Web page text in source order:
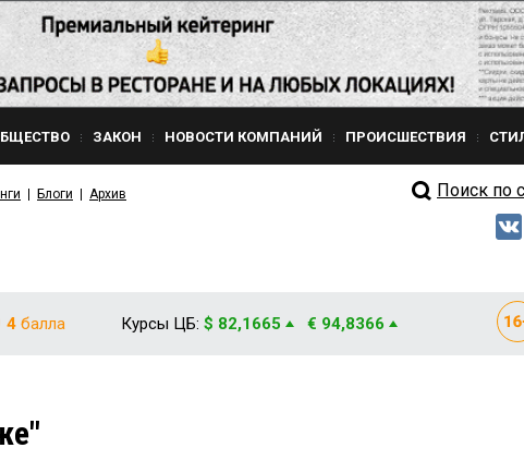
ЗАКОН НОВОСТИ КОМПАНИЙ ПРОИСШЕСТВИЯ
Блоги Архив Поиск по
4 балла Курсы ЦБ: $ 82,1665 € 94,8366